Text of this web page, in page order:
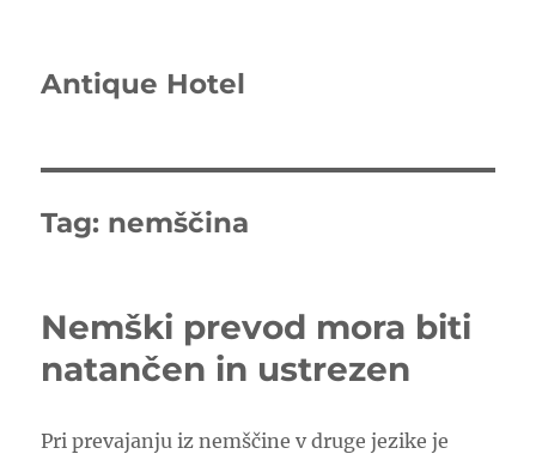
Antique Hotel
Tag: nemščina
Nemški prevod mora biti
natančen in ustrezen
Pri prevajanju iz nemščine v druge jezike je